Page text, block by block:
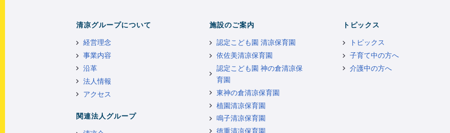
清凉グループについて
経営理念
事業内容
沿革
法人情報
アクセス
関連法人グループ
施設のご案内
認定こども園 清凉保育園
依佐美清凉保育園
認定こども園 神の倉清凉保
育園
東神の倉清凉保育園
植園清凉保育園
鳴子清凉保育園
徳重清凉保育園
トピックス
トピックス
子育て中の方へ
介護中の方へ